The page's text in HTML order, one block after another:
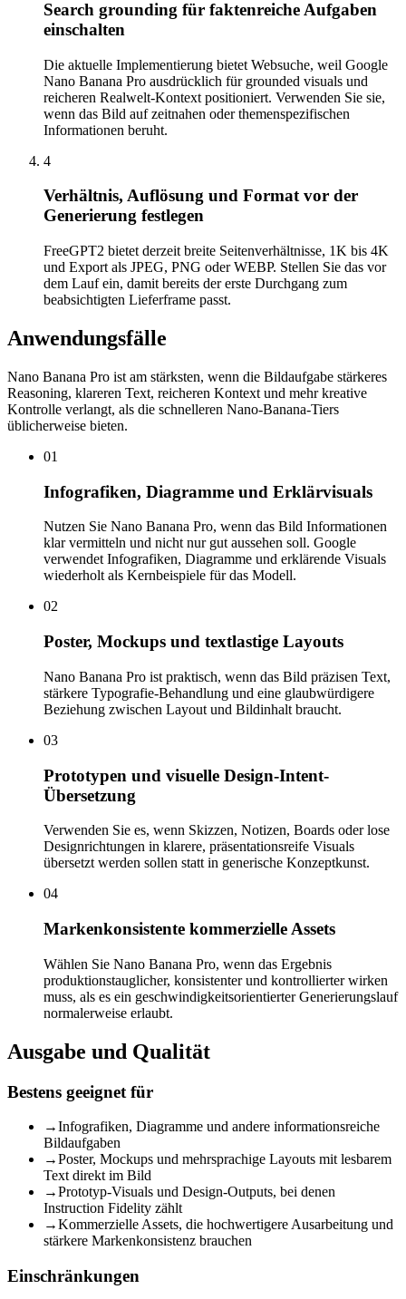
Search grounding für faktenreiche Aufgaben
einschalten
Die aktuelle Implementierung bietet Websuche, weil Google
Nano Banana Pro ausdrücklich für grounded visuals und
reicheren Realwelt-Kontext positioniert. Verwenden Sie sie,
wenn das Bild auf zeitnahen oder themenspezifischen
Informationen beruht.
4
Verhältnis, Auflösung und Format vor der
Generierung festlegen
FreeGPT2 bietet derzeit breite Seitenverhältnisse, 1K bis 4K
und Export als JPEG, PNG oder WEBP. Stellen Sie das vor
dem Lauf ein, damit bereits der erste Durchgang zum
beabsichtigten Lieferframe passt.
Anwendungsfälle
Nano Banana Pro ist am stärksten, wenn die Bildaufgabe stärkeres
Reasoning, klareren Text, reicheren Kontext und mehr kreative
Kontrolle verlangt, als die schnelleren Nano-Banana-Tiers
üblicherweise bieten.
01
Infografiken, Diagramme und Erklärvisuals
Nutzen Sie Nano Banana Pro, wenn das Bild Informationen
klar vermitteln und nicht nur gut aussehen soll. Google
verwendet Infografiken, Diagramme und erklärende Visuals
wiederholt als Kernbeispiele für das Modell.
02
Poster, Mockups und textlastige Layouts
Nano Banana Pro ist praktisch, wenn das Bild präzisen Text,
stärkere Typografie-Behandlung und eine glaubwürdigere
Beziehung zwischen Layout und Bildinhalt braucht.
03
Prototypen und visuelle Design-Intent-
Übersetzung
Verwenden Sie es, wenn Skizzen, Notizen, Boards oder lose
Designrichtungen in klarere, präsentationsreife Visuals
übersetzt werden sollen statt in generische Konzeptkunst.
04
Markenkonsistente kommerzielle Assets
Wählen Sie Nano Banana Pro, wenn das Ergebnis
produktionstauglicher, konsistenter und kontrollierter wirken
muss, als es ein geschwindigkeitsorientierter Generierungslauf
normalerweise erlaubt.
Ausgabe und Qualität
Bestens geeignet für
→Infografiken, Diagramme und andere informationsreiche
Bildaufgaben
→Poster, Mockups und mehrsprachige Layouts mit lesbarem
Text direkt im Bild
→Prototyp-Visuals und Design-Outputs, bei denen
Instruction Fidelity zählt
→Kommerzielle Assets, die hochwertigere Ausarbeitung und
stärkere Markenkonsistenz brauchen
Einschränkungen